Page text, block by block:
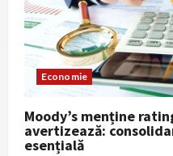
Economie
Moody’s menține
avertizează:
esențială